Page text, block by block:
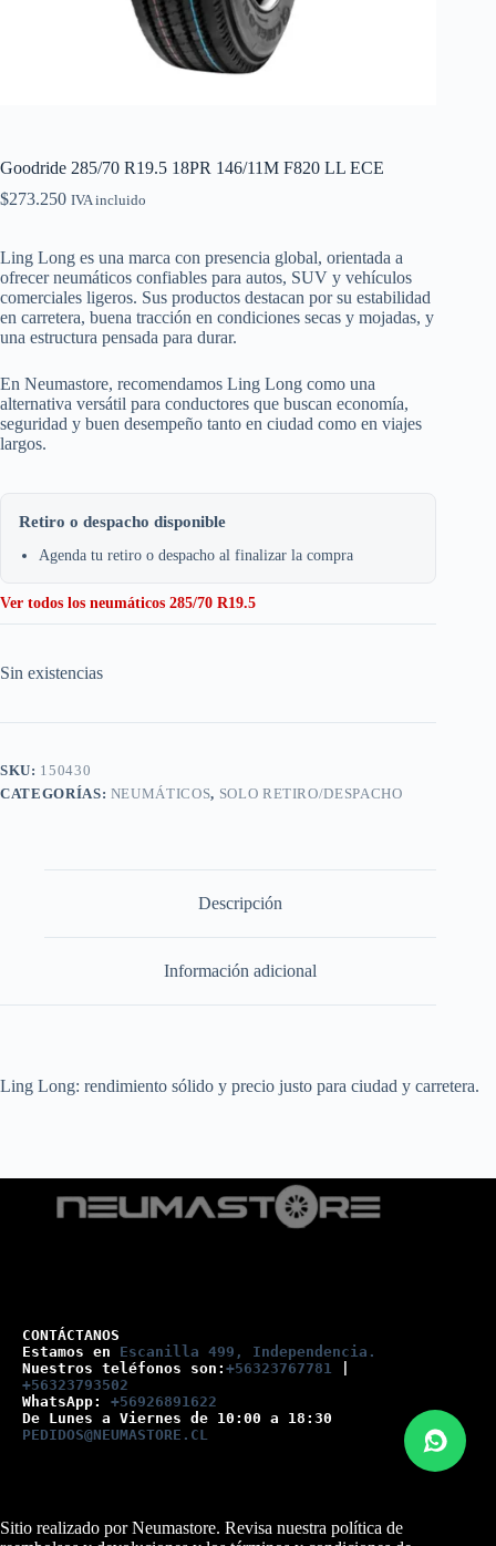
Goodride 285/70 R19.5 18PR 146/11M F820 LL ECE
$273.250 IVA incluido
Ling Long es una marca con presencia global, orientada a
ofrecer neumáticos confiables para autos, SUV y vehículos
comerciales ligeros. Sus productos destacan por su estabilidad
en carretera, buena tracción en condiciones secas y mojadas, y
una estructura pensada para durar.
En Neumastore, recomendamos Ling Long como una
alternativa versátil para conductores que buscan economía,
seguridad y buen desempeño tanto en ciudad como en viajes
largos.
Retiro o despacho disponible
Agenda tu retiro o despacho al finalizar la compra
Ver todos los neumáticos 285/70 R19.5
Sin existencias
SKU: 150430
CATEGORÍAS: NEUMÁTICOS, SOLO RETIRO/DESPACHO
Descripción
Información adicional
Ling Long: rendimiento sólido y precio justo para ciudad y carretera.
CONTÁCTANOS
Estamos en Escanilla 499, Independencia.
Nuestros teléfonos son: +56323767781
+56323793502
WhatsApp: +56926891622
De Lunes a Viernes de 10:00 a 18:30
PEDIDOS@NEUMASTORE.CL
Sitio realizado por Neumastore. Revisa nuestra política de